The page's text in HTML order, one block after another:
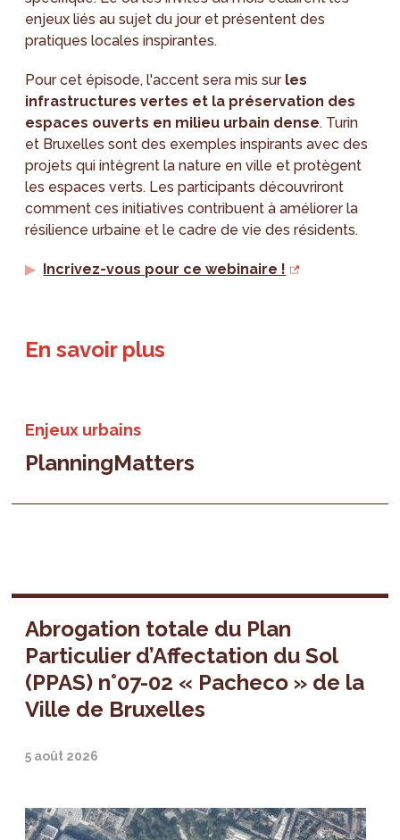
enjeux liés au sujet du jour et présentent des
pratiques locales inspirantes.
Pour cet épisode, l'accent sera mis sur les
infrastructures vertes et la préservation des
espaces ouverts en milieu urbain dense. Turin
et Bruxelles sont des exemples inspirants avec des
projets qui intègrent la nature en ville et protègent
les espaces verts. Les participants découvriront
comment ces initiatives contribuent à améliorer la
résilience urbaine et le cadre de vie des résidents.
Incrivez-vous pour ce webinaire !
En savoir plus
Enjeux urbains
PlanningMatters
Abrogation totale du Plan
Particulier d’Affectation du Sol
(PPAS) n°07-02 « Pacheco » de la
Ville de Bruxelles
5 août 2026